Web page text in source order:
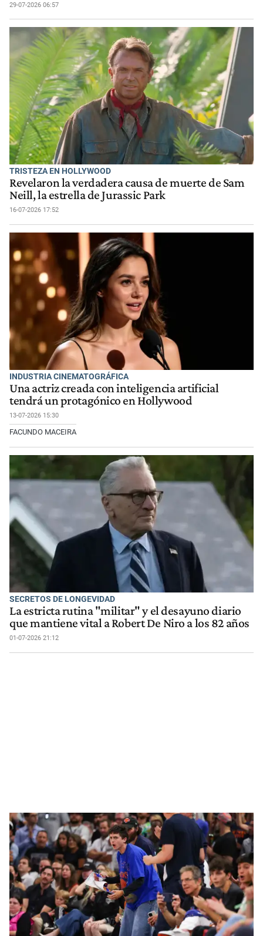
29-07-2026 06:57
TRISTEZA EN HOLLYWOOD
Revelaron la verdadera causa de muerte de Sam
Neill, la estrella de Jurassic Park
16-07-2026 17:52
INDUSTRIA CINEMATOGRÁFICA
Una actriz creada con inteligencia artificial
tendrá un protagónico en Hollywood
13-07-2026 15:30
FACUNDO MACEIRA
SECRETOS DE LONGEVIDAD
La estricta rutina "militar" y el desayuno diario
que mantiene vital a Robert De Niro a los 82 años
01-07-2026 21:12